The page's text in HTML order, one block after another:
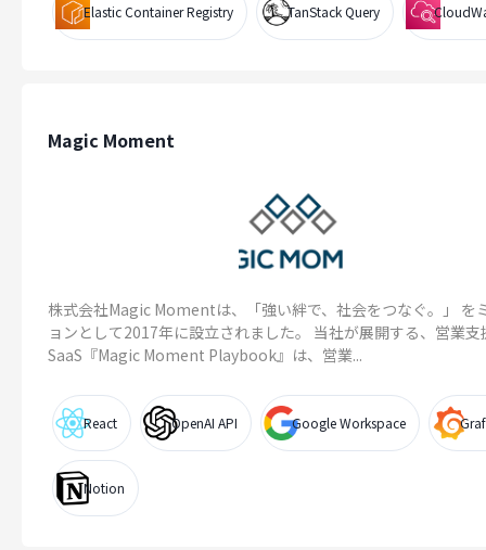
Elastic Container Registry TanStack Query
Magic Moment
株式会社Magic Momentは、「強い絆で、社会をつなぐ。」 を
ョンとして2017年に設立されました。 当社が展開する、営業支
SaaS『Magic Moment Playbook』は、営業...
React OpenAI API Google Workspace
Notion